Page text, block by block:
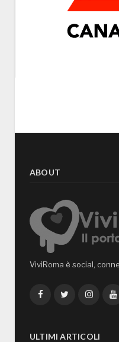
ABOUT
ViviRoma è social,
FacebookTwitter
ULTIMI ARTICOLI